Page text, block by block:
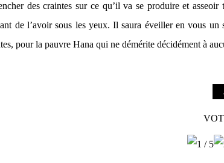
des craintes sur ce qu’il va se produire et
de l’avoir sous les yeux. Il saura éveiller en vous
pour la pauvre Hana qui ne démérite décidément à